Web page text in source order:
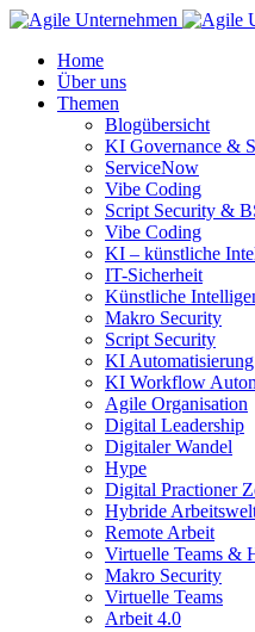
Home
Über uns
Themen
Blogübersicht
KI Governance &
ServiceNow
Vibe Coding
Script Security &
Vibe Coding
KI – künstliche
IT-Sicherheit
Künstliche
Makro Security
Script Security
KI Automatisierung
KI Workflow
Agile Organisation
Digital Leadership
Digitaler Wandel
Hype
Digital Practioner
Hybride
Remote Arbeit
Virtuelle Teams &
Makro Security
Virtuelle Teams
Arbeit 4.0